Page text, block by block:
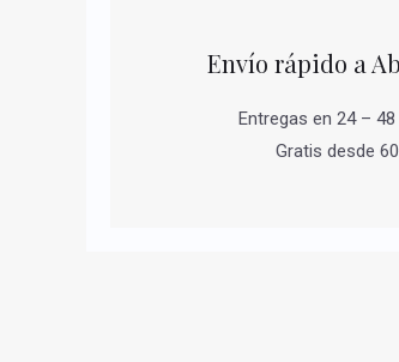
Envío rápido a
Entregas en 24 –
Gratis desde